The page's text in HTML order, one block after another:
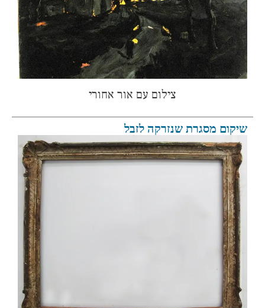
צילום עם אור אחורי
שיקום מסגרת שנזרקה לזבל